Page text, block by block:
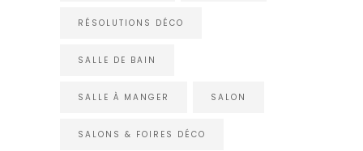
RÉSOLUTIONS DÉCO
SALLE DE BAIN
SALLE À MANGER SALON
SALONS & FOIRES DÉCO